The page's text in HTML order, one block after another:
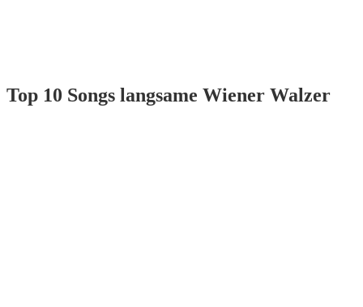
Top 10 Songs langsame Wiener Walzer